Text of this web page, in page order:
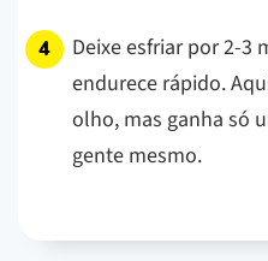
Deixe esfriar por 2-3
endurece rápido.
olho, mas ganha só
gente mesmo.